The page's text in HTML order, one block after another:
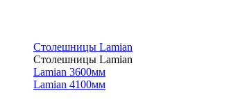
Столешницы Lamian
Столешницы Lamian
Lamian 3600мм
Lamian 4100мм